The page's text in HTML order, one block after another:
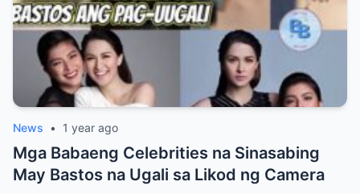
News • 1 year ago
Mga Babaeng Celebrities na Sinasabing
May Bastos na Ugali sa Likod ng Camera